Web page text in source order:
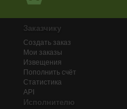
Заказчику
Создать заказ
Мои заказы
Извещения
Пополнить счёт
Статистика
API
Исполнителю